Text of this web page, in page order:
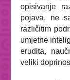
opisivanje
pojava, ne
različitim
umjetne
erudita,
veliki